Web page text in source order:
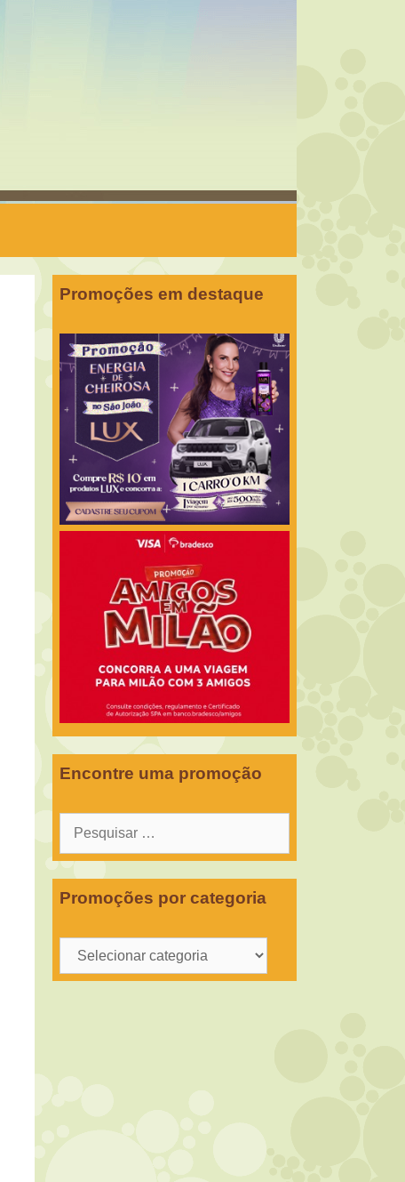
Promoções em destaque
Encontre uma promoção
Pesquisar
Promoções por categoria
Promoções
por